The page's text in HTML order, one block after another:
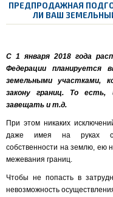
ПРЕДПРОДАЖНАЯ
ЛИ ВАШ
С 1 января 2018 года
Федерации планируется
земельными участками,
закону границ. То есть,
завещать и т.д.
При этом никаких
даже имея на руках
собственности на землю, ею
межевания границ.
Чтобы не попасть в
невозможность